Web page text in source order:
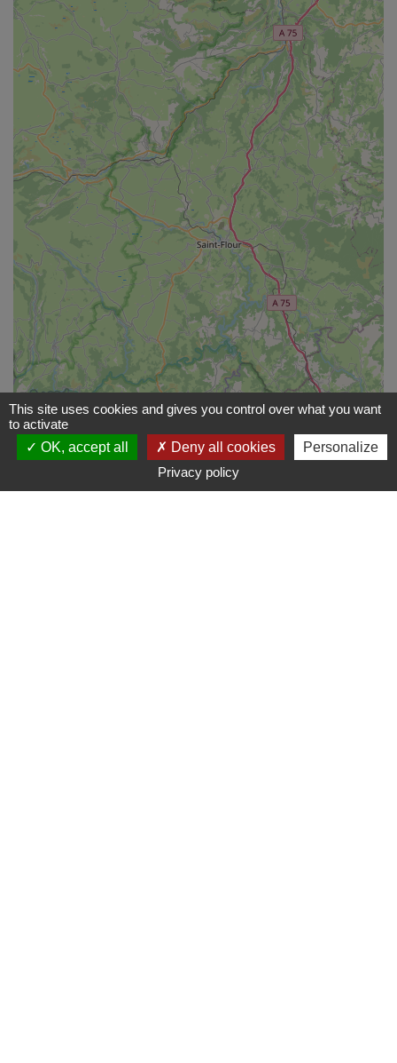
This site uses cookies and gives you control over what you want
to activate
OK, accept all
Deny all cookies
Personalize
Privacy policy